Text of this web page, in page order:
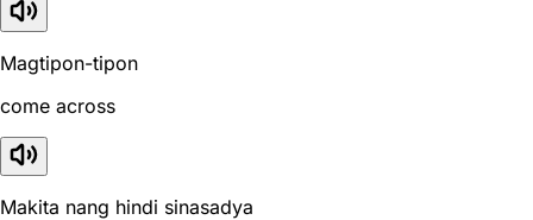
Magtipon-tipon
come across
Makita nang hindi sinasadya